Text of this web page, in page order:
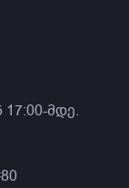
მდე.